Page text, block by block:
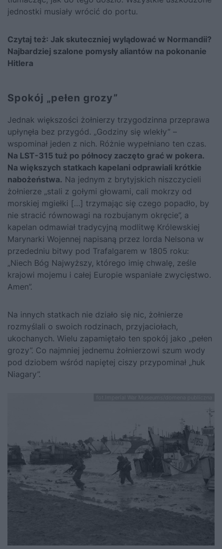
jednostki musiały wrócić do portu.
Czytaj też: Jak skuteczniej wylądować w Normandii?
Najbardziej szalone pomysły aliantów na pokonanie
Hitlera
Spokój „pełen grozy”
Jednak większości żołnierzy trzygodzinna przeprawa
upłynęła bez przygód. „Godziny się wlekły” –
wspominał jeden z nich. Różnie wypełniano ten czas.
Na LST-315 tuż po północy zaczęto grać w pokera.
Na większych statkach kapelani odprawiali krótkie
nabożeństwa. Na jednym z brytyjskich niszczycieli
żołnierze „stali z gołymi głowami, cali mokrzy od
morskiej mgiełki […] trzymając się czego popadło, by
nie stracić równowagi na rozbujanym okręcie”, a
kapelan odmawiał tradycyjną modlitwę Królewskiej
Marynarki Wojennej napisaną przez lorda Nelsona w
przededniu bitwy pod Trafalgarem w 1805 roku:
„Niech Bóg Najwyższy, którego imię chwalę, ześle
krajowi mojemu i całej Europie wspaniałe zwycięstwo.
Amen”.
Na innych statkach nie działo się nic, żołnierze
rozmyślali o swoich rodzinach, przyjaciołach,
ukochanych. Wielu zapamiętało ten spokój jako „pełen
grozy”. Co najmniej jednemu żołnierzowi szum wody
pod dziobem wśród napiętej ciszy przypominał „huk
Niagary”.